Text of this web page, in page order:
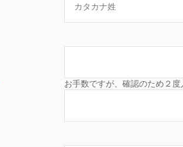
お手数ですが、確認のため２度